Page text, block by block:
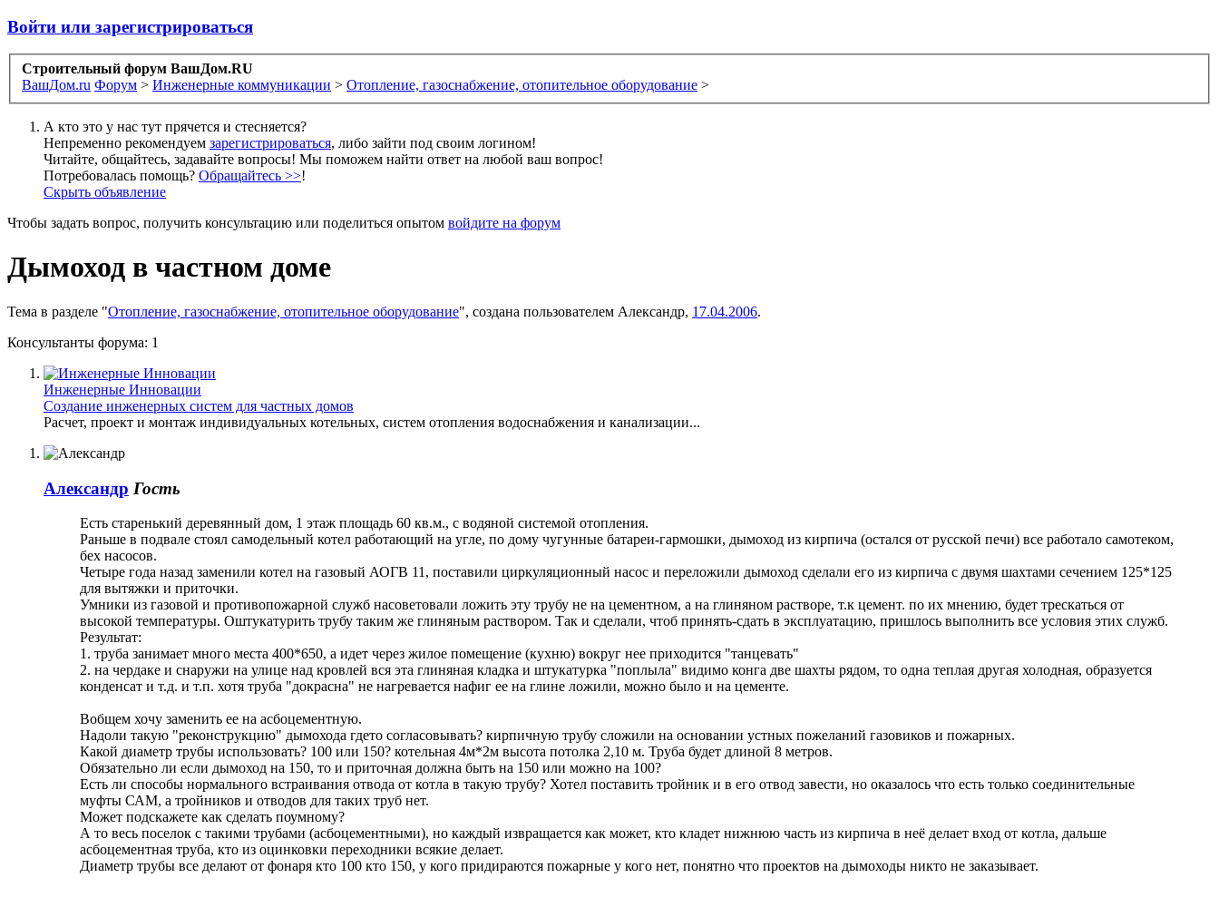
Войти или зарегистрироваться
Строительный форум ВашДом.RU
ВашДом.ru Форум > Инженерные коммуникации > Отопление, газоснабжение, отопительное оборудование >
А кто это у нас тут прячется и стесняется?
Непременно рекомендуем зарегистрироваться, либо зайти под своим логином!
Читайте, общайтесь, задавайте вопросы! Мы поможем найти ответ на любой ваш вопрос!
Потребовалась помощь? Обращайтесь >>!
Скрыть объявление
Чтобы задать вопрос, получить консультацию или поделиться опытом войдите на форум
Дымоход в частном доме
Тема в разделе "Отопление, газоснабжение, отопительное оборудование", создана пользователем Александр, 17.04.2006.
Консультанты форума: 1
Инженерные Инновации
Создание инженерных систем для частных домов
Расчет, проект и монтаж индивидуальных котельных, систем отопления водоснабжения и канализации...
Александр Гость
Есть старенький деревянный дом, 1 этаж площадь 60 кв.м., с водяной системой отопления.
Раньше в подвале стоял самодельный котел работающий на угле, по дому чугунные батареи-гармошки, дымоход из кирпича (остался от русской печи) все работало самотеком,
бех насосов.
Четыре года назад заменили котел на газовый АОГВ 11, поставили циркуляционный насос и переложили дымоход сделали его из кирпича с двумя шахтами сечением 125*125
для вытяжки и приточки.
Умники из газовой и противопожарной служб насоветовали ложить эту трубу не на цементном, а на глиняном растворе, т.к цемент. по их мнению, будет трескаться от
высокой температуры. Оштукатурить трубу таким же глиняным раствором. Так и сделали, чтоб принять-сдать в эксплуатацию, пришлось выполнить все условия этих служб.
Результат:
1. труба занимает много места 400*650, а идет через жилое помещение (кухню) вокруг нее приходится "танцевать"
2. на чердаке и снаружи на улице над кровлей вся эта глиняная кладка и штукатурка "поплыла" видимо конга две шахты рядом, то одна теплая другая холодная, образуется
конденсат и т.д. и т.п. хотя труба "докрасна" не нагревается нафиг ее на глине ложили, можно было и на цементе.
Вобщем хочу заменить ее на асбоцементную.
Надоли такую "реконструкцию" дымохода гдето согласовывать? кирпичную трубу сложили на основании устных пожеланий газовиков и пожарных.
Какой диаметр трубы использовать? 100 или 150? котельная 4м*2м высота потолка 2,10 м. Труба будет длиной 8 метров.
Обязательно ли если дымоход на 150, то и приточная должна быть на 150 или можно на 100?
Есть ли способы нормального встраивания отвода от котла в такую трубу? Хотел поставить тройник и в его отвод завести, но оказалось что есть только соединительные
муфты САМ, а тройников и отводов для таких труб нет.
Может подскажете как сделать поумному?
А то весь поселок с такими трубами (асбоцементными), но каждый извращается как может, кто кладет нижнюю часть из кирпича в неё делает вход от котла, дальше
асбоцементная труба, кто из оцинковки переходники всякие делает.
Диаметр трубы все делают от фонаря кто 100 кто 150, у кого придираются пожарные у кого нет, понятно что проектов на дымоходы никто не заказывает.